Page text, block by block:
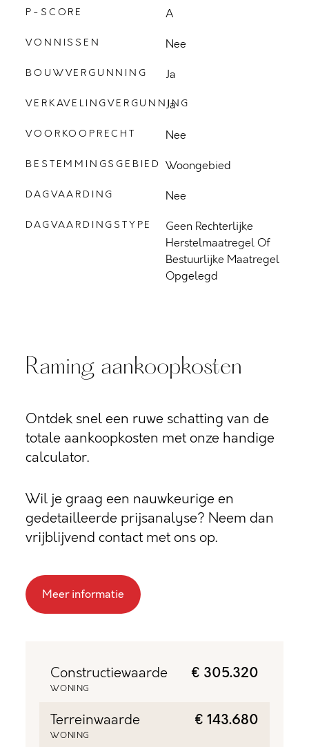
P-SCORE A
VONNISSEN Nee
BOUWVERGUNNING Ja
VERKAVELINGVERGUNNING
Ja
VOORKOOPRECHT Nee
BESTEMMINGSGEBIED Woongebied
DAGVAARDING Nee
DAGVAARDINGSTYPE
Geen Rechterlijke
Herstelmaatregel Of
Bestuurlijke Maatregel
Opgelegd
Raming aankoopkosten
Ontdek snel een ruwe schatting van de
totale aankoopkosten met onze handige
calculator.
Wil je graag een nauwkeurige en
gedetailleerde prijsanalyse? Neem dan
vrijblijvend contact met ons op.
Meer informatie
Constructiewaarde
WONING
€ 305.320
Terreinwaarde
WONING
€ 143.680